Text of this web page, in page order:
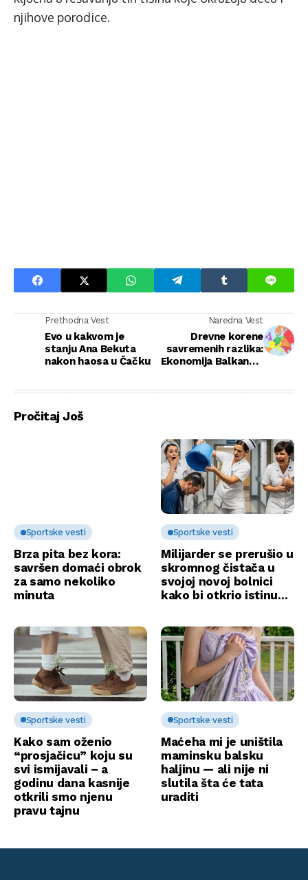
njihove porodice.
Prethodna Vest
Evo u kakvom je
stanju Ana Bekuta
nakon haosa u Čačku
Naredna Vest
Drevne korene
savremenih razlika:
Ekonomija Balkana u
Pročitaj Još
Sportske vesti
Brza pita bez kora:
savršen domaći obrok
za samo nekoliko
minuta
Sportske vesti
Milijarder se prerušio u
skromnog čistača u
svojoj novoj bolnici
kako bi otkrio istinu…
Sportske vesti
Kako sam oženio
“prosjačicu” koju su
svi ismijavali – a
godinu dana kasnije
otkrili smo njenu
pravu tajnu
Sportske vesti
Maćeha mi je uništila
maminsku balsku
haljinu — ali nije ni
slutila šta će tata
uraditi